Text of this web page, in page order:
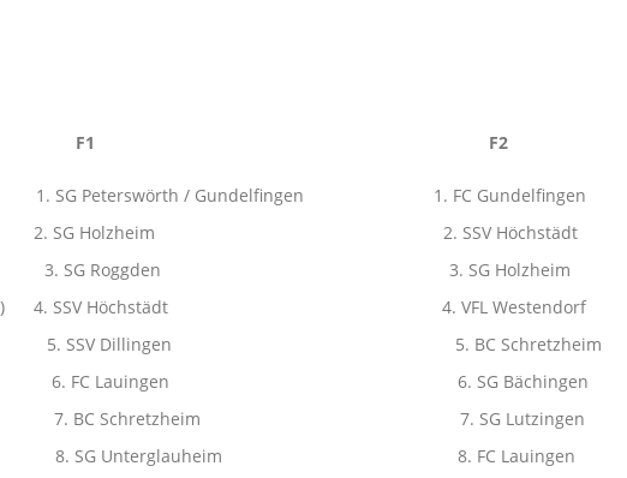
F1 F2
Peterswörth / Gundelfingen 1. FC Gundelfingen
2. SG Holzheim 2. SSV Höchstädt
SG Roggden 3. SG Holzheim
4. SSV Höchstädt 4. VFL Westendorf
5. SSV Dillingen 5. BC Schretzheim
6. FC Lauingen 6. SG Bächingen
7. BC Schretzheim 7. SG Lutzingen
SG Unterglauheim 8. FC Lauingen